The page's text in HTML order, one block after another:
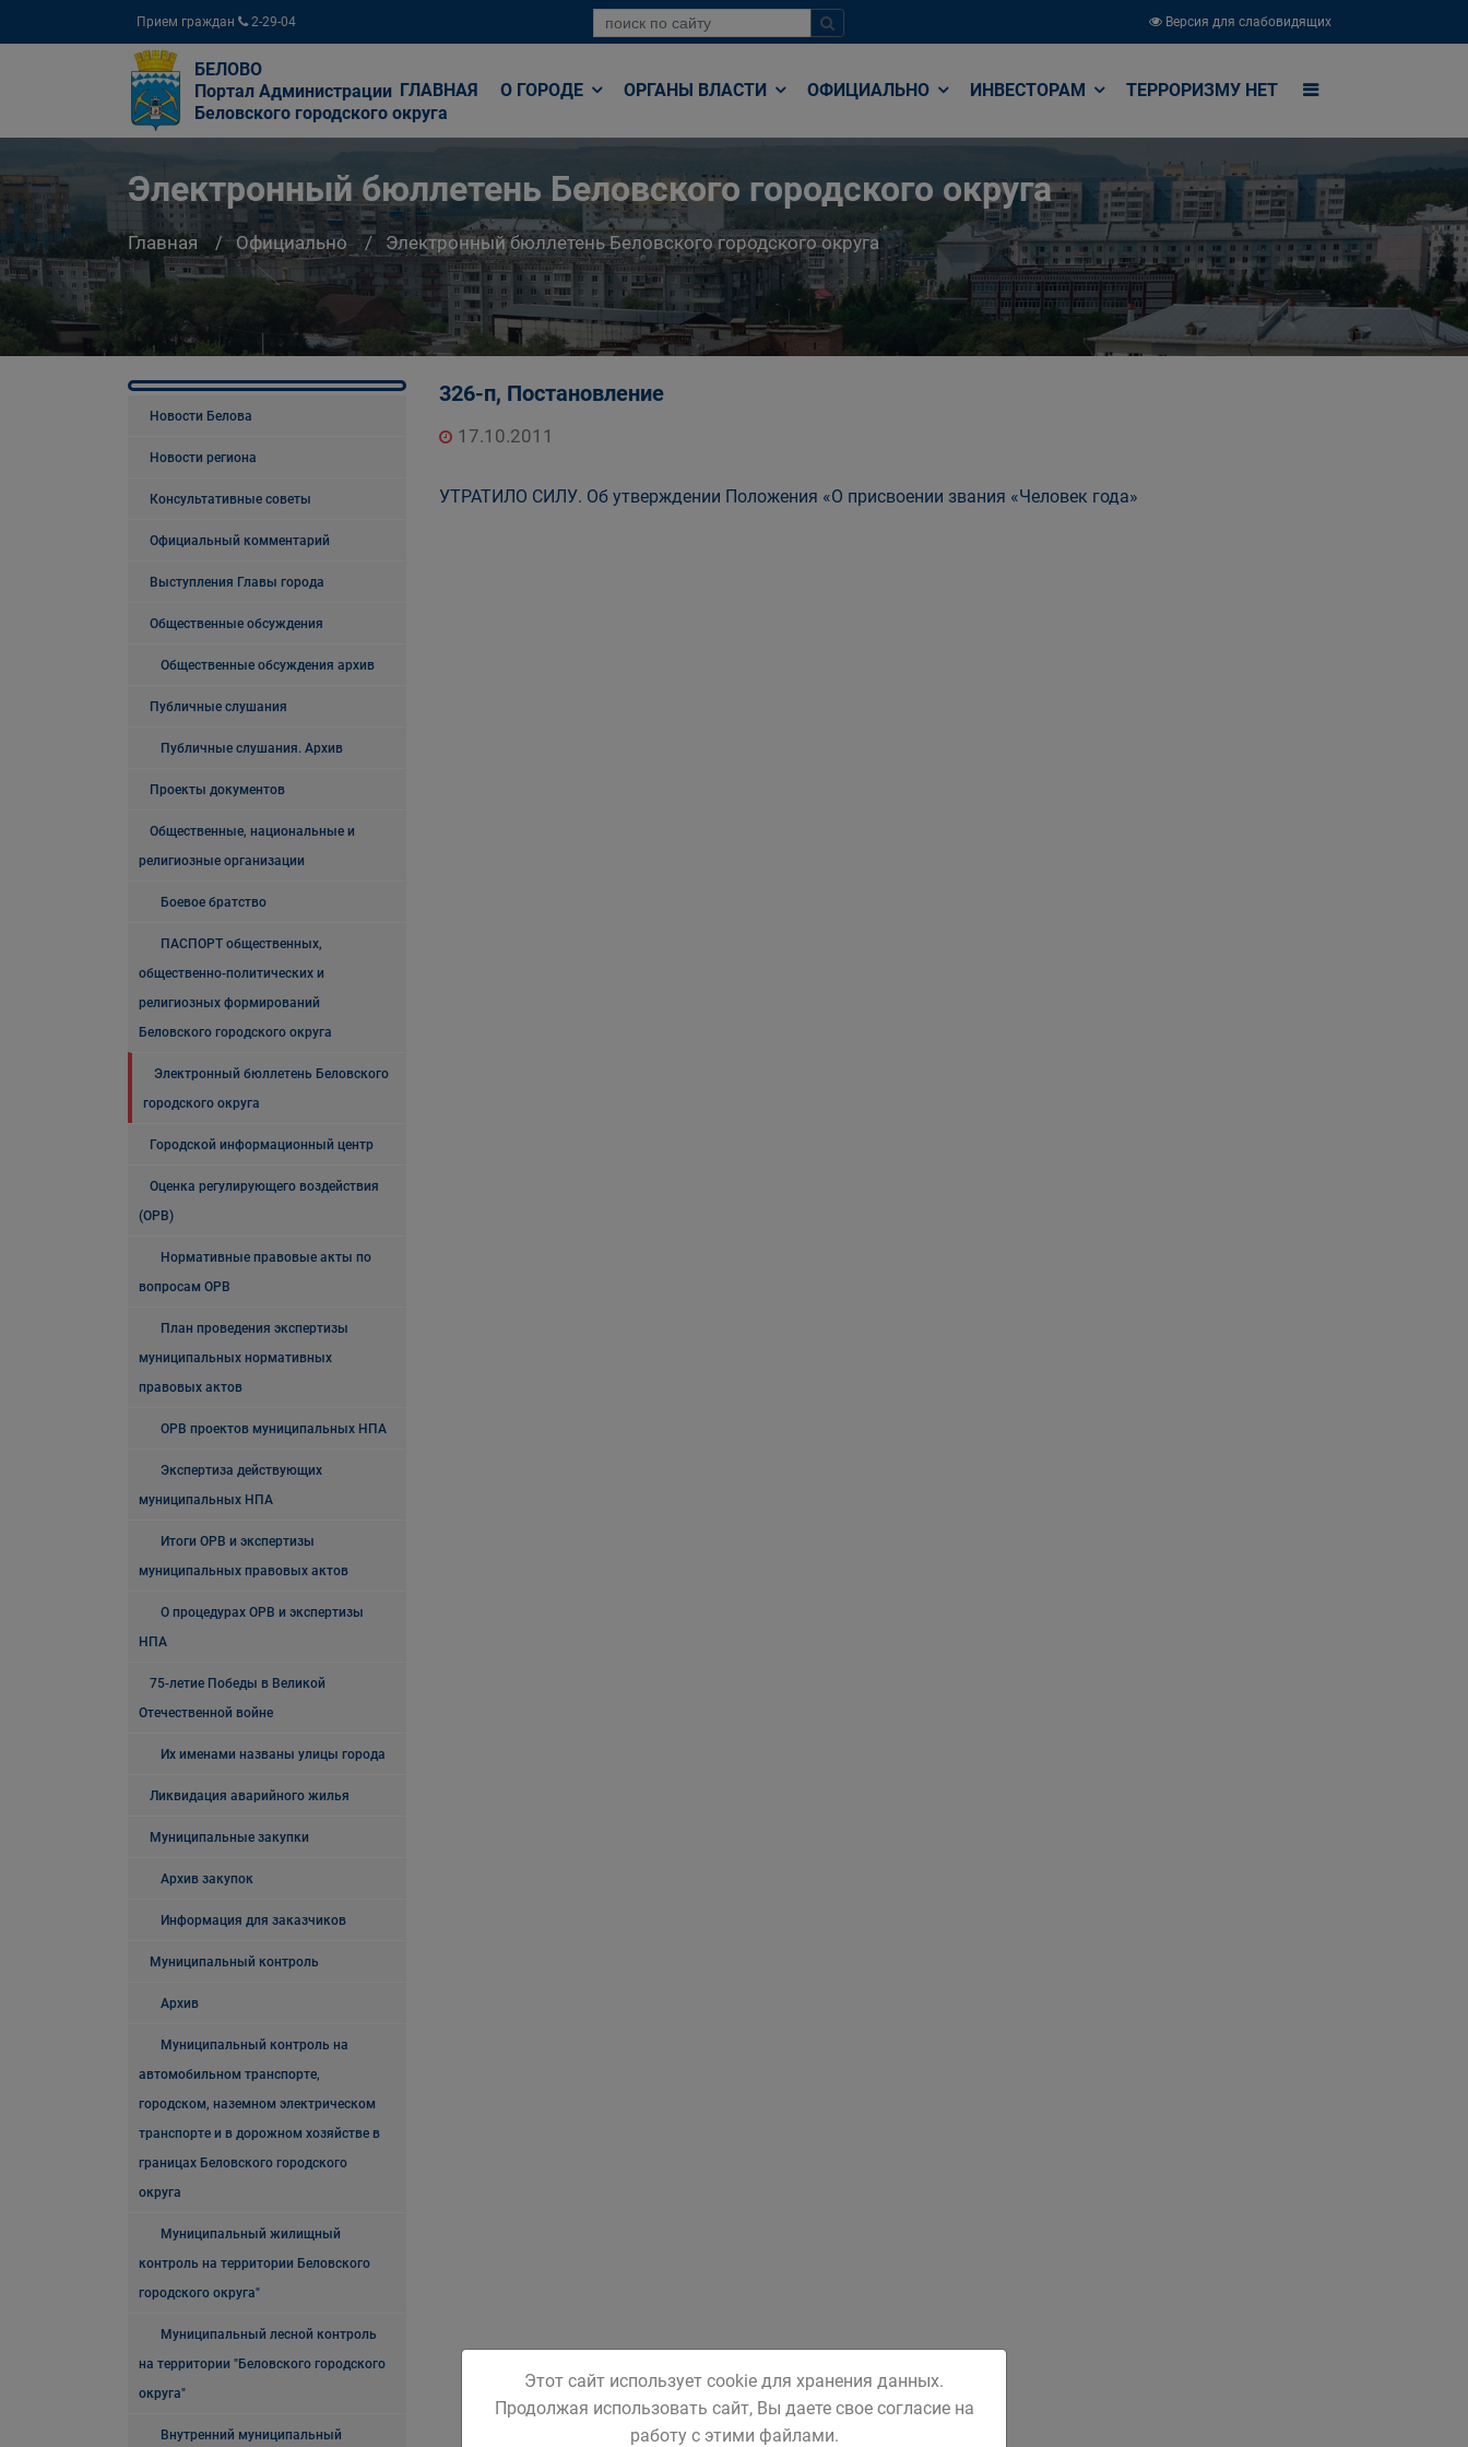
Прием граждан 2-29-04 Версия для слабовидящих
БЕЛОВО
Портал Администрации
Беловского городского округа
ГЛАВНАЯ О ГОРОДЕ ОРГАНЫ ВЛАСТИ ОФИЦИАЛЬНО ИНВЕСТОРАМ ТЕРРОРИЗМУ НЕТ
Электронный бюллетень Беловского городского округа
Главная Официально Электронный бюллетень Беловского городского округа
Новости Белова
Новости региона
Консультативные советы
Официальный комментарий
Выступления Главы города
Общественные обсуждения
Общественные обсуждения архив
Публичные слушания
Публичные слушания. Архив
Проекты документов
Общественные, национальные и
религиозные организации
Боевое братство
ПАСПОРТ общественных,
общественно-политических и
религиозных формирований
Беловского городского округа
Электронный бюллетень Беловского
городского округа
Городской информационный центр
Оценка регулирующего воздействия
(ОРВ)
Нормативные правовые акты по
вопросам ОРВ
План проведения экспертизы
муниципальных нормативных
правовых актов
ОРВ проектов муниципальных НПА
Экспертиза действующих
муниципальных НПА
Итоги ОРВ и экспертизы
муниципальных правовых актов
О процедурах ОРВ и экспертизы
НПА
75-летие Победы в Великой
Отечественной войне
Их именами названы улицы города
Ликвидация аварийного жилья
Муниципальные закупки
Архив закупок
Информация для заказчиков
Муниципальный контроль
Архив
Муниципальный контроль на
автомобильном транспорте,
городском, наземном электрическом
транспорте и в дорожном хозяйстве в
границах Беловского городского
округа
Муниципальный жилищный
контроль на территории Беловского
городского округа"
Муниципальный лесной контроль
на территории "Беловского городского
округа"
Внутренний муниципальный
326-п, Постановление
17.10.2011
УТРАТИЛО СИЛУ. Об утверждении Положения «О присвоении звания «Человек года»
Этот сайт использует cookie для хранения данных.
Продолжая использовать сайт, Вы даете свое согласие на
работу с этими файлами.